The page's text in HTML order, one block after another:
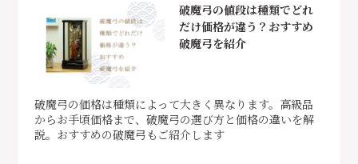
破魔弓の値段は種類でどれ
だけ価格が違う？おすすめ
破魔弓を紹介
破魔弓の価格は種類によって大きく異なります。高級品
からお手頃価格まで、破魔弓の選び方と価格の違いを解
説。おすすめの破魔弓もご紹介します